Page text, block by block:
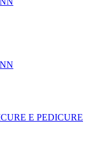
E PEDICURE